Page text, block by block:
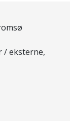
/ eksterne,